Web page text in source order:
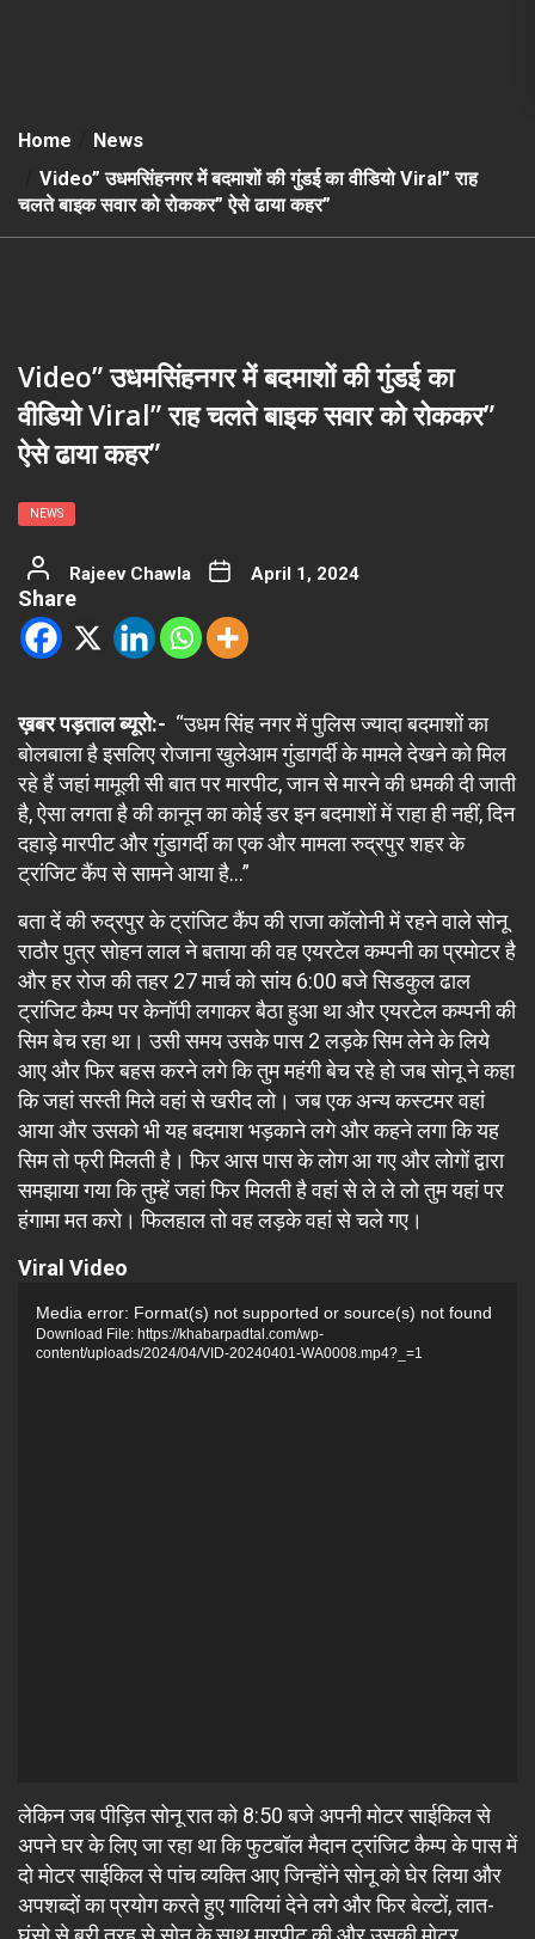
Home
News
Video” उधमसिंहनगर में बदमाशों की गुंडई का वीडियो Viral” राह
चलते बाइक सवार को रोककर” ऐसे ढाया कहर”
Video” उधमसिंहनगर में बदमाशों की गुंडई का
वीडियो Viral” राह चलते बाइक सवार को रोककर”
ऐसे ढाया कहर”
NEWS
Rajeev Chawla April 1, 2024
Share
ख़बर पड़ताल ब्यूरो:- “उधम सिंह नगर में पुलिस ज्यादा बदमाशों का
बोलबाला है इसलिए रोजाना खुलेआम गुंडागर्दी के मामले देखने को मिल
रहे हैं जहां मामूली सी बात पर मारपीट, जान से मारने की धमकी दी जाती
है, ऐसा लगता है की कानून का कोई डर इन बदमाशों में राहा ही नहीं, दिन
दहाड़े मारपीट और गुंडागर्दी का एक और मामला रुद्रपुर शहर के
ट्रांजिट कैंप से सामने आया है…”
बता दें की रुद्रपुर के ट्रांजिट कैंप की राजा कॉलोनी में रहने वाले सोनू
राठौर पुत्र सोहन लाल ने बताया की वह एयरटेल कम्पनी का प्रमोटर है
और हर रोज की तहर 27 मार्च को सांय 6:00 बजे सिडकुल ढाल
ट्रांजिट कैम्प पर केनॉपी लगाकर बैठा हुआ था और एयरटेल कम्पनी की
सिम बेच रहा था। उसी समय उसके पास 2 लड़के सिम लेने के लिये
आए और फिर बहस करने लगे कि तुम महंगी बेच रहे हो जब सोनू ने कहा
कि जहां सस्ती मिले वहां से खरीद लो। जब एक अन्य कस्टमर वहां
आया और उसको भी यह बदमाश भड़काने लगे और कहने लगा कि यह
सिम तो फ्री मिलती है। फिर आस पास के लोग आ गए और लोगों द्वारा
समझाया गया कि तुम्हें जहां फिर मिलती है वहां से ले ले लो तुम यहां पर
हंगामा मत करो। फिलहाल तो वह लड़के वहां से चले गए।
Viral Video
Player
Media error: Format(s) not supported or source(s) not found
Download File: https://khabarpadtal.com/wp-
content/uploads/2024/04/VID-20240401-WA0008.mp4?_=1
लेकिन जब पीड़ित सोनू रात को 8:50 बजे अपनी मोटर साईकिल से
अपने घर के लिए जा रहा था कि फुटबॉल मैदान ट्रांजिट कैम्प के पास में
दो मोटर साईकिल से पांच व्यक्ति आए जिन्होंने सोनू को घेर लिया और
अपशब्दों का प्रयोग करते हुए गालियां देने लगे और फिर बेल्टों, लात-